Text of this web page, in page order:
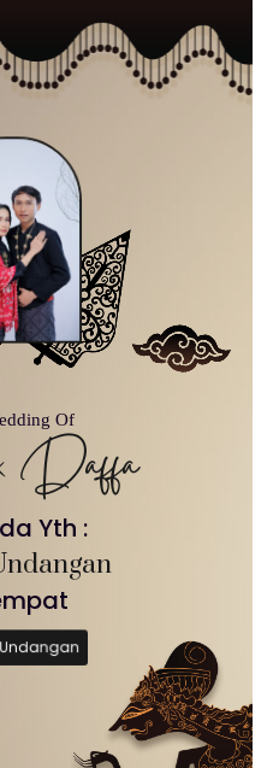
Of
Daffa
Yth :